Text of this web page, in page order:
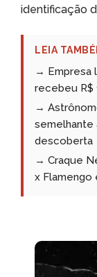
identificação
LEIA
→ Empresa
recebeu R$
→
semelhante
descoberta
→ Craque
x Flamengo